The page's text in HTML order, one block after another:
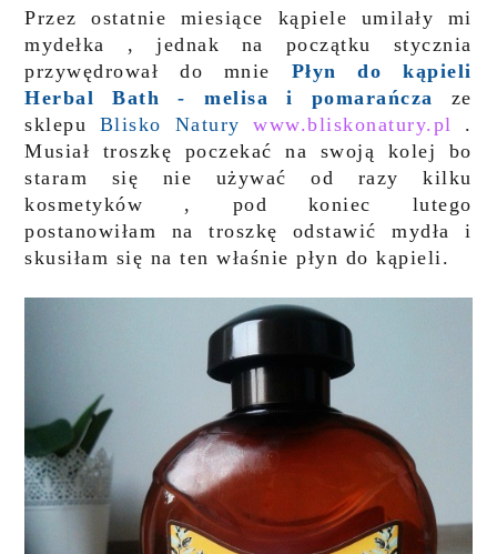
Przez ostatnie miesiące kąpiele umilały mi
mydełka , jednak na początku stycznia
przywędrował do mnie Płyn do kąpieli
Herbal Bath- melisa i pomarańcza ze
sklepu Blisko Natury www.bliskonatury.pl .
Musiał troszkę poczekać na swoją kolej bo
staram się nie używać od razy kilku
kosmetyków , pod koniec lutego
postanowiłam na troszkę odstawić mydła i
skusiłam się na ten właśnie płyn do kąpieli.